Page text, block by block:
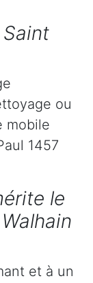
ou
mobile
1457
le
et à un